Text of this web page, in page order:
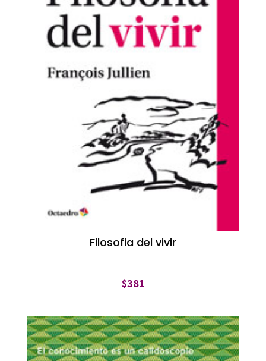
Filosofia del vivir
$381